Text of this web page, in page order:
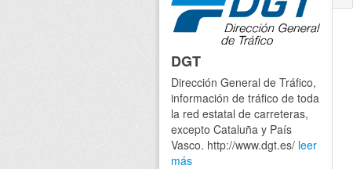
DGT
Dirección General de Tráfico,
información de tráfico de toda
la red estatal de carreteras,
excepto Cataluña y País
Vasco. http://www.dgt.es/ leer
más